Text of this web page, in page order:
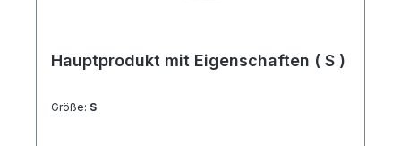
Hauptprodukt mit Eigenschaften ( S )
Größe: S